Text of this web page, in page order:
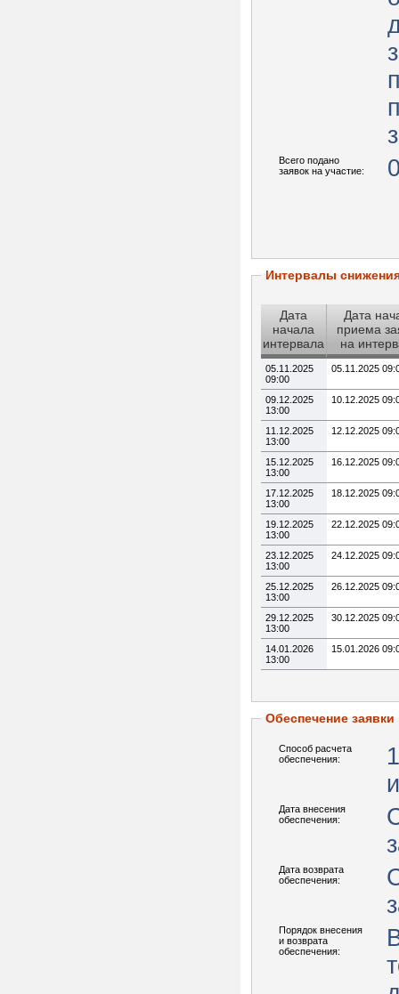
Всего подано
заявок на участие:
Интервалы
Дата
начала
интервала
Дата
приема
на
05.11.2025
09:00
05.11.2025
09.12.2025
13:00
10.12.2025
11.12.2025
13:00
12.12.2025
15.12.2025
13:00
16.12.2025
17.12.2025
13:00
18.12.2025
19.12.2025
13:00
22.12.2025
23.12.2025
13:00
24.12.2025
25.12.2025
13:00
26.12.2025
29.12.2025
13:00
30.12.2025
14.01.2026
13:00
15.01.2026
Обеспечение заявки
Способ расчета
обеспечения:
Дата внесения
обеспечения:
Дата возврата
обеспечения:
Порядок внесения
и возврата
обеспечения: